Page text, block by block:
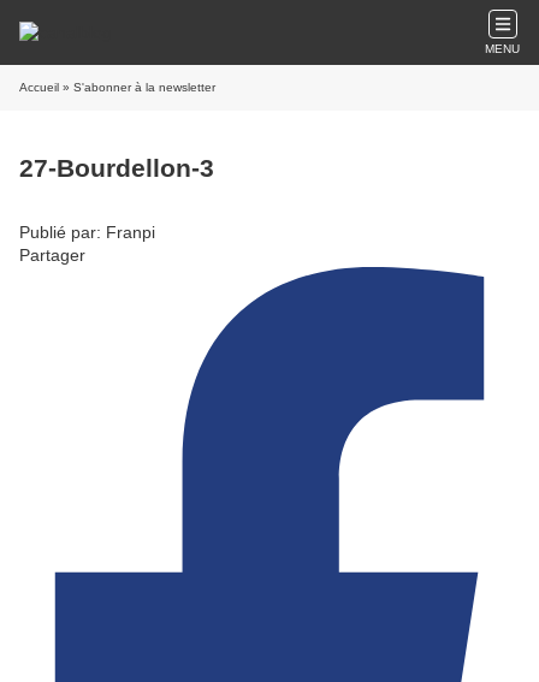
MENU
Accueil » S'abonner à la newsletter
27-Bourdellon-3
Publié par: Franpi
Partager